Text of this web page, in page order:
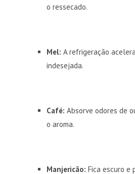
o ressecado.
Mel: A refrigeração
indesejada.
Café: Absorve odores de
o aroma.
Manjericão: Fica escuro e